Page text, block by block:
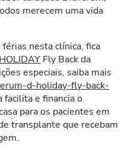
merecem uma vida
nesta clínica, fica
Fly Back da
especiais, saiba mais
d-holiday-fly-back-
facilita e financia o
para os pacientes em
transplante que recebam